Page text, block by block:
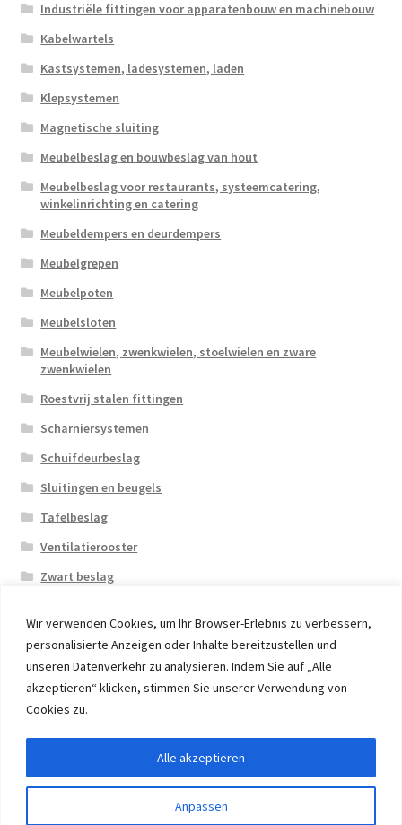
Wir verwenden Cookies, um Ihr Browser-Erlebnis zu verbessern,
personalisierte Anzeigen oder Inhalte bereitzustellen und
unseren Datenverkehr zu analysieren. Indem Sie auf „Alle
akzeptieren“ klicken, stimmen Sie unserer Verwendung von
Cookies zu.
Anpassen
Alle akzeptieren
Industriële fittingen voor apparatenbouw en machinebouw
Kabelwartels
Kastsystemen, ladesystemen, laden
Klepsystemen
Magnetische sluiting
Meubelbeslag en bouwbeslag van hout
Meubelbeslag voor restaurants, systeemcatering,
winkelinrichting en catering
Meubeldempers en deurdempers
Meubelgrepen
Meubelpoten
Meubelsloten
Meubelwielen, zwenkwielen, stoelwielen en zware
zwenkwielen
Roestvrij stalen fittingen
Scharniersystemen
Schuifdeurbeslag
Sluitingen en beugels
Tafelbeslag
Ventilatierooster
Zwart beslag
© 2026 Eruon Trade UG, Germany, member of the ERUON